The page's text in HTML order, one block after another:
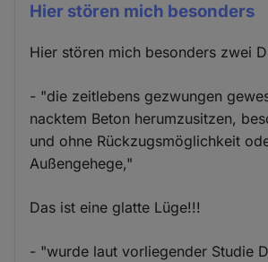
Hier stören mich besonders
Hier stören mich besonders zwei
- "die zeitlebens gezwungen
nacktem Beton herumzusitzen,
und ohne Rückzugsmöglichkeit
Außengehege,"
Das ist eine glatte Lüge!!!
- "wurde laut vorliegender Studie